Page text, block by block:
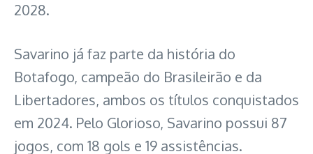
2028.
Savarino já faz parte da história do
Botafogo, campeão do Brasileirão e da
Libertadores, ambos os títulos conquistados
em 2024. Pelo Glorioso, Savarino possui 87
jogos, com 18 gols e 19 assistências.